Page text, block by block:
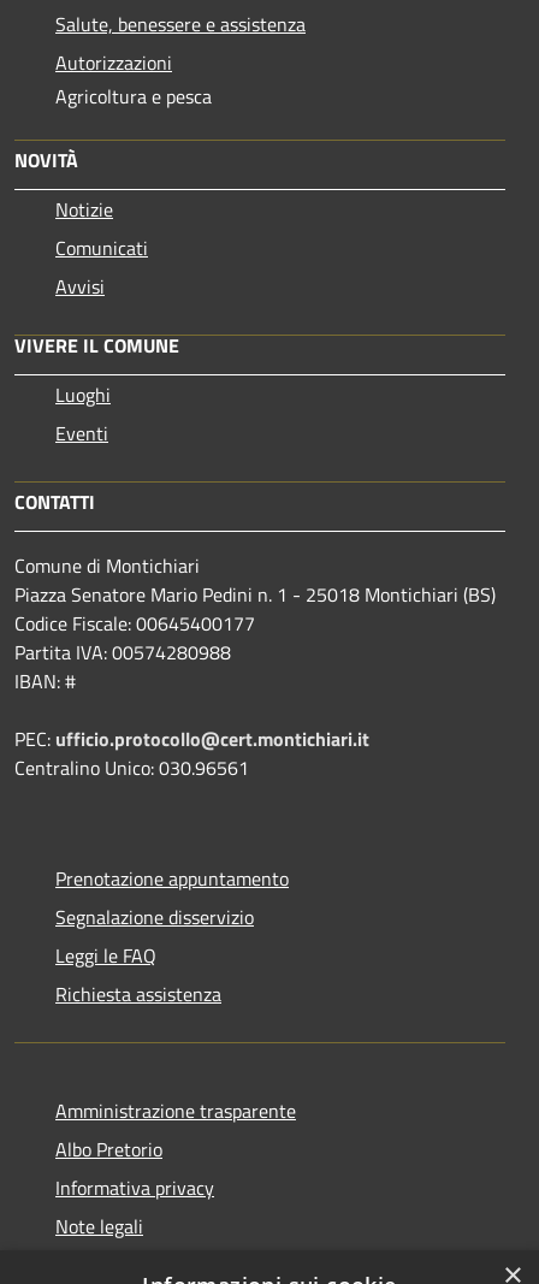
Salute, benessere e assistenza
Autorizzazioni
Agricoltura e pesca
NOVITÀ
Notizie
Comunicati
Avvisi
VIVERE IL COMUNE
Luoghi
Eventi
CONTATTI
Comune di Montichiari
Piazza Senatore Mario Pedini n. 1 - 25018 Montichiari (BS)
Codice Fiscale: 00645400177
Partita IVA: 00574280988
IBAN: #
PEC: ufficio.protocollo@cert.montichiari.it
Centralino Unico: 030.96561
Prenotazione appuntamento
Segnalazione disservizio
Leggi le FAQ
Richiesta assistenza
Amministrazione trasparente
Albo Pretorio
Informativa privacy
Note legali
×